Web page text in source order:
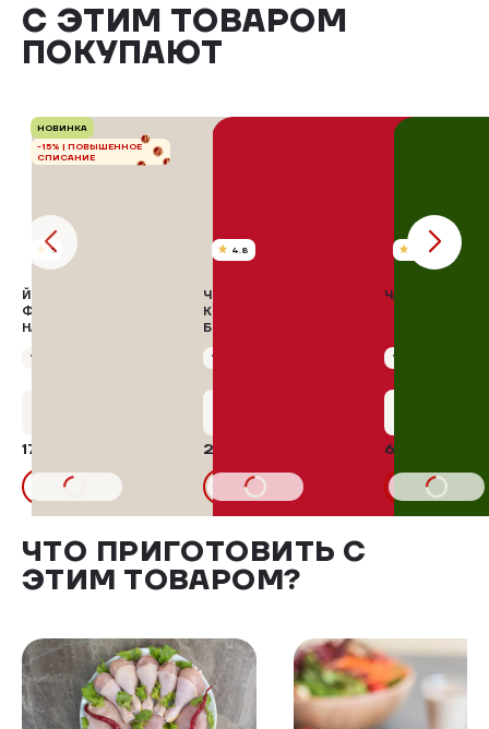
С ЭТИМ ТОВАРОМ
ПОКУПАЮТ
НОВИНКА
-15% | ПОВЫШЕННОЕ
СПИСАНИЕ
5
ЙОГУРТ ПИТЬЕВОЙ С
ФРУКТОВЫМ
НАПОЛНИТЕЛЕМ
Упаковка 500 г
171,72 ₽
В КОРЗИНУ
4.8
ЧЕТВЕРТИНА ЗАДНЯЯ С
КОЖЕЙ ЦЫПЛЯТ-
БРОЙЛЕРОВ
ОХЛАЖДЕННАЯ
Упаковка 700 г
205,10 ₽
В КОРЗИНУ
ЧАХОХБИЛИ
Упаковка 500 г
650,00 ₽
В КОРЗИНУ
ЧТО ПРИГОТОВИТЬ С
ЭТИМ ТОВАРОМ?